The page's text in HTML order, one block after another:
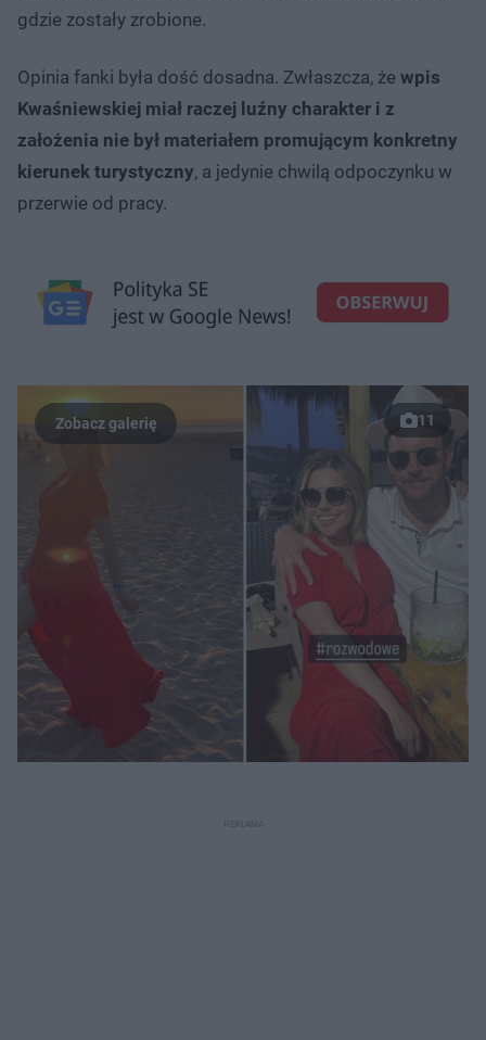
gdzie zostały zrobione.
Opinia fanki była dość dosadna. Zwłaszcza, że wpis
Kwaśniewskiej miał raczej luźny charakter i z
założenia nie był materiałem promującym konkretny
kierunek turystyczny, a jedynie chwilą odpoczynku w
przerwie od pracy.
11